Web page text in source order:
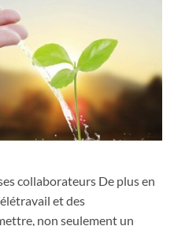
collaborateurs De plus en
et des
non seulement un